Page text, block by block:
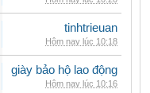
tinhtrieuan
Hôm nay lúc 10:18
giày bảo hộ lao động
Hôm nay lúc 10:16